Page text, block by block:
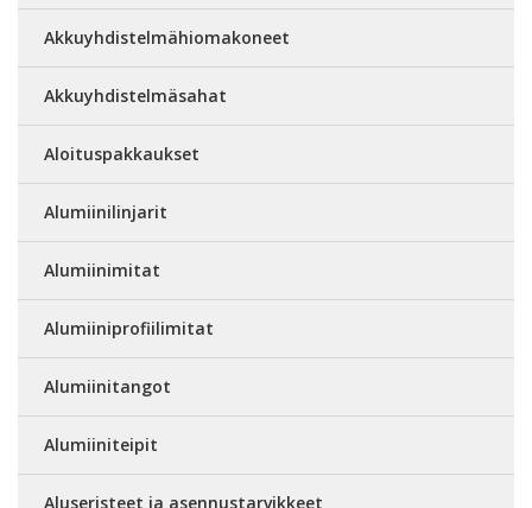
Akkuyhdistelmähiomakoneet
Akkuyhdistelmäsahat
Aloituspakkaukset
Alumiinilinjarit
Alumiinimitat
Alumiiniprofiilimitat
Alumiinitangot
Alumiiniteipit
Aluseristeet ja asennustarvikkeet